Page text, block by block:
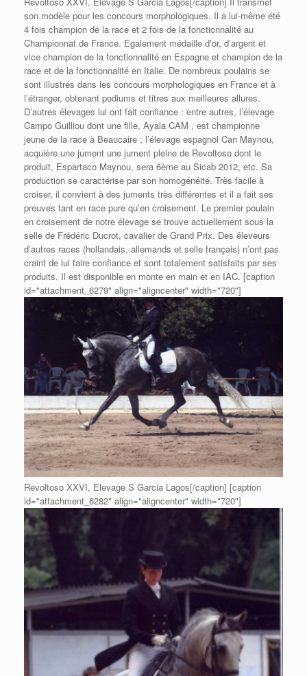
son modèle pour les concours morphologiques. Il a lui-même été
4 fois champion de la race et 2 fois de la fonctionnalité au
Championnat de France. Egalement médaille d’or, d’argent et
vice champion de la fonctionnalité en Espagne et champion de la
race et de la fonctionnalité en Italie. De nombreux poulains se
sont illustrés dans les concours morphologiques en France et à
l’étranger, obtenant podiums et titres aux meilleures allures.
D’autres élevages lui ont fait confiance : entre autres, l’élevage
Campo Guilliou dont une fille, Ayala CAM , est championne
jeune de la race à Beaucaire ; l’élevage espagnol Can Maynou,
acquière une jument une jument pleine de Revoltoso dont le
produit, Espartaco Maynou, sera 6ème au Sicab 2012, etc. Sa
production se caractérise par son homogénéité. Très facile à
croiser, il convient à des juments très différentes et il a fait ses
preuves tant en race pure qu’en croisement. Le premier poulain
en croisement de notre élevage se trouve actuellement sous la
selle de Frédéric Ducrot, cavalier de Grand Prix. Des éleveurs
d’autres races (hollandais, allemands et selle français) n’ont pas
craint de lui faire confiance et sont totalement satisfaits par ses
produits. Il est disponible en monte en main et en IAC. [caption
id="attachment_6279" align="aligncenter" width="720"]
Revoltoso XXVI, Elevage S Garcia Lagos[/caption] [caption
id="attachment_6282" align="aligncenter" width="720"]